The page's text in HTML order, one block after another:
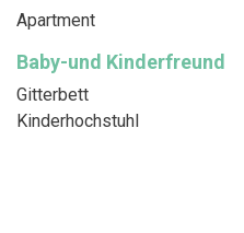
Apartment
Baby-und Kinderfreund
Gitterbett
Kinderhochstuhl